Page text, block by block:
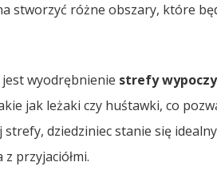
stworzyć różne obszary, które
wyodrębnienie strefy
jak leżaki czy huśtawki, co
dziedziniec stanie się
przyjaciółmi.